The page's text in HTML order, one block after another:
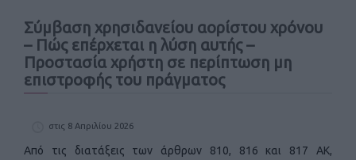
Σύμβαση χρησιδανείου αορίστου χρόνου
– Πώς επέρχεται η λύση αυτής –
Προστασία χρήστη σε περίπτωση μη
επιστροφής του πράγματος
στις 8 Απριλίου 2026
Από τις διατάξεις των άρθρων 810, 816 και 817 ΑΚ,